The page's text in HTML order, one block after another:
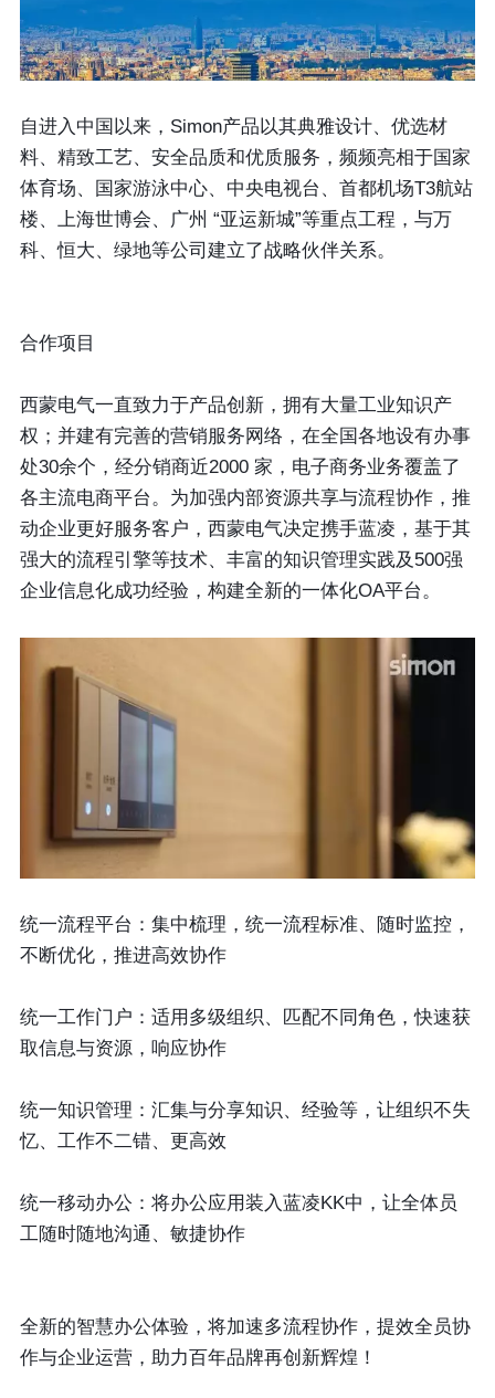
自进入中国以来，Simon产品以其典雅设计、优选材
料、精致工艺、安全品质和优质服务，频频亮相于国家
体育场、国家游泳中心、中央电视台、首都机场T3航站
楼、上海世博会、广州 “亚运新城”等重点工程，与万
科、恒大、绿地等公司建立了战略伙伴关系。
合作项目
西蒙电气一直致力于产品创新，拥有大量工业知识产
权；并建有完善的营销服务网络，在全国各地设有办事
处30余个，经分销商近2000 家，电子商务业务覆盖了
各主流电商平台。为加强内部资源共享与流程协作，推
动企业更好服务客户，西蒙电气决定携手蓝凌，基于其
强大的流程引擎等技术、丰富的知识管理实践及500强
企业信息化成功经验，构建全新的一体化OA平台。
统一流程平台：集中梳理，统一流程标准、随时监控，
不断优化，推进高效协作
统一工作门户：适用多级组织、匹配不同角色，快速获
取信息与资源，响应协作
统一知识管理：汇集与分享知识、经验等，让组织不失
忆、工作不二错、更高效
统一移动办公：将办公应用装入蓝凌KK中，让全体员
工随时随地沟通、敏捷协作
全新的智慧办公体验，将加速多流程协作，提效全员协
作与企业运营，助力百年品牌再创新辉煌！